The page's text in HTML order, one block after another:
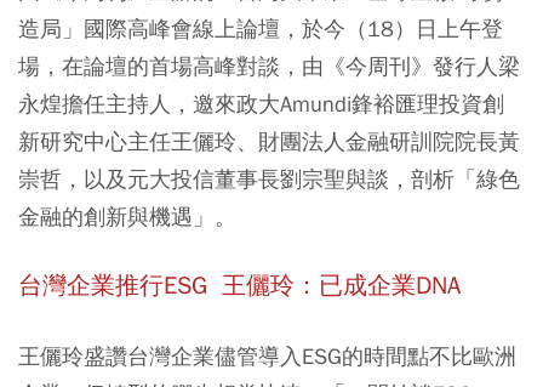
造局」國際高峰會線上論壇，於今（18）日上午登
場，在論壇的首場高峰對談，由《今周刊》發行人梁
永煌擔任主持人，邀來政大Amundi鋒裕匯理投資創
新研究中心主任王儷玲、財團法人金融研訓院院長黃
崇哲，以及元大投信董事長劉宗聖與談，剖析「綠色
金融的創新與機遇」。
台灣企業推行ESG 王儷玲：已成企業DNA
王儷玲盛讚台灣企業儘管導入ESG的時間點不比歐洲